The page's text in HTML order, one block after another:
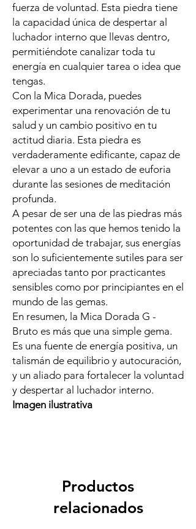
fuerza de voluntad. Esta piedra tiene
la capacidad única de despertar al
luchador interno que llevas dentro,
permitiéndote canalizar toda tu
energía en cualquier tarea o idea que
tengas.
Con la Mica Dorada, puedes
experimentar una renovación de tu
salud y un cambio positivo en tu
actitud diaria. Esta piedra es
verdaderamente edificante, capaz de
elevar a uno a un estado de euforia
durante las sesiones de meditación
profunda.
A pesar de ser una de las piedras más
potentes con las que hemos tenido la
oportunidad de trabajar, sus energías
son lo suficientemente sutiles para ser
apreciadas tanto por practicantes
sensibles como por principiantes en el
mundo de las gemas.
En resumen, la Mica Dorada G -
Bruto es más que una simple gema.
Es una fuente de energía positiva, un
talismán de equilibrio y autocuración,
y un aliado para fortalecer la voluntad
y despertar al luchador interno.
Imagen ilustrativa
Productos
relacionados